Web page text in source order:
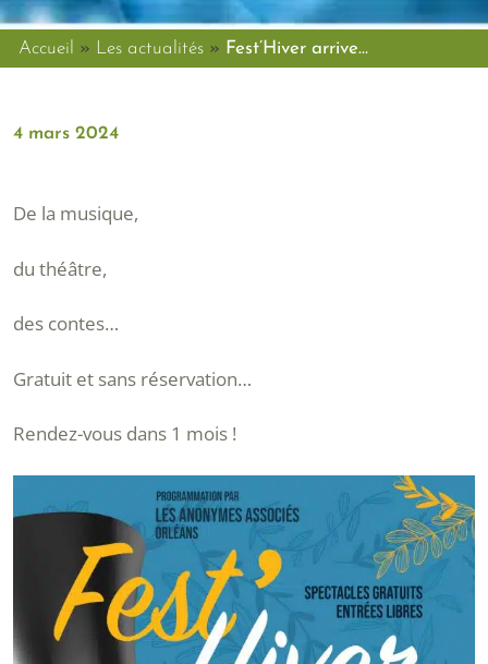
Accueil » Les actualités » Fest’Hiver arrive…
4 mars 2024
De la musique,
du théâtre,
des contes…
Gratuit et sans réservation…
Rendez-vous dans 1 mois !